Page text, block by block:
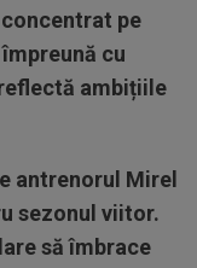
pe
cu
ambițiile
antrenorul Mirel
sezonul viitor.
să îmbrace